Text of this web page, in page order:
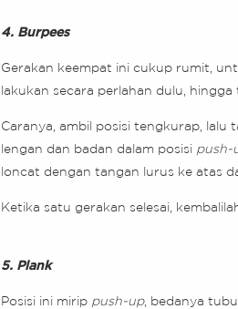
4. Burpees
Gerakan keempat ini cukup rumit,
lakukan secara perlahan dulu, hingga
Caranya, ambil posisi tengkurap, lalu
lengan dan badan dalam posisi push-
loncat dengan tangan lurus ke atas
Ketika satu gerakan selesai,
5. Plank
Posisi ini mirip push-up, bedanya